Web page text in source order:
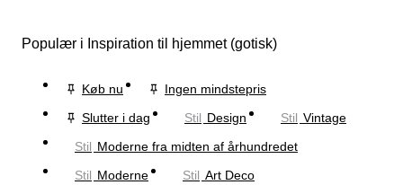
Populær i Inspiration til hjemmet (gotisk)
Køb nu
Ingen mindstepris
Slutter i dag
Stil Design Stil Vintage
Stil Moderne fra midten af århundredet
Stil Moderne Stil Art Deco